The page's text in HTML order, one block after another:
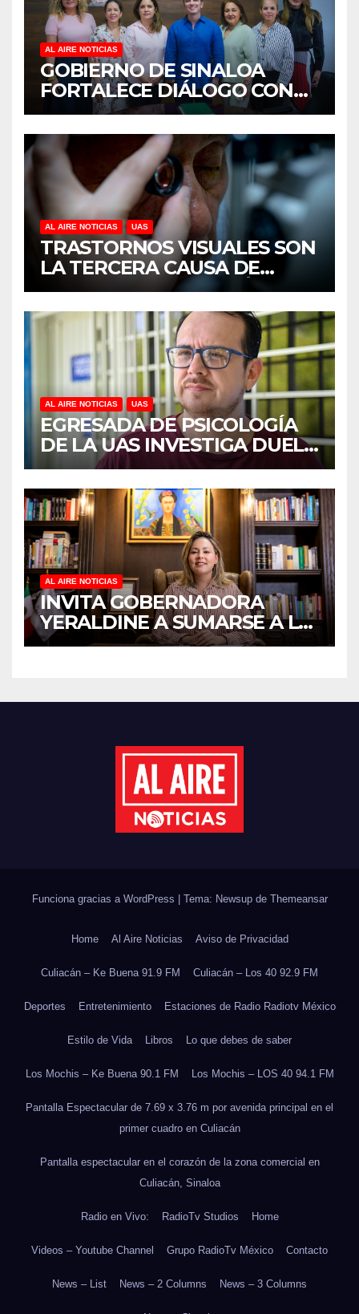
AL AIRE NOTICIAS
GOBIERNO DE SINALOA
FORTALECE DIÁLOGO CON
MUJERES EMPRESARIAS DE
CULIACÁN
AL AIRE NOTICIAS UAS
TRASTORNOS VISUALES SON
LA TERCERA CAUSA DE
DISCAPACIDAD EN MÉXICO,
REVELA ESTUDIO DEL
CIDOCS DE LA UAS
AL AIRE NOTICIAS UAS
EGRESADA DE PSICOLOGÍA
DE LA UAS INVESTIGA DUELO
ANTICIPADO Y SOBRECARGA
EN CUIDADORES DE
ADULTOS MAYORES
AL AIRE NOTICIAS
INVITA GOBERNADORA
YERALDINE A SUMARSE A LA
JORNADA NACIONAL DE
DE ÁRBOLES
Funciona gracias a WordPress Tema: Newsup de Themeansar
Home Al Aire Noticias Aviso de Privacidad
Culiacán – Ke Buena 91.9 FM Culiacán – Los 40 92.9 FM
Deportes Entretenimiento Estaciones de Radio Radiotv México
Estilo de Vida Libros Lo que debes de saber
Los Mochis – Ke Buena 90.1 FM Los Mochis – LOS 40 94.1 FM
Pantalla Espectacular de 7.69 x 3.76 m por avenida principal en el
primer cuadro en Culiacán
Pantalla espectacular en el corazón de la zona comercial en
Culiacán, Sinaloa
Radio en Vivo: RadioTv Studios Home
Videos – Youtube Channel Grupo RadioTv México Contacto
News – List News – 2 Columns News – 3 Columns